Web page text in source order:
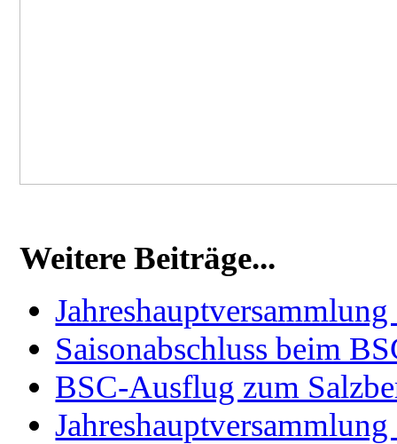
Weitere Beiträge...
Saisonabschluss beim
BSC-Ausflug zum